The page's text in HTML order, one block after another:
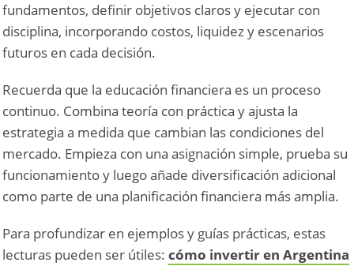
fundamentos, definir objetivos claros y ejecutar con
disciplina, incorporando costos, liquidez y escenarios
futuros en cada decisión.
Recuerda que la educación financiera es un proceso
continuo. Combina teoría con práctica y ajusta la
estrategia a medida que cambian las condiciones del
mercado. Empieza con una asignación simple, prueba su
funcionamiento y luego añade diversificación adicional
como parte de una planificación financiera más amplia.
Para profundizar en ejemplos y guías prácticas, estas
lecturas pueden ser útiles:cómo invertir en Argentina